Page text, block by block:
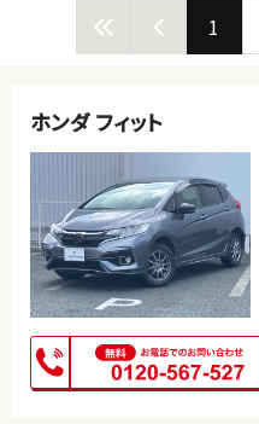
1
ホンダ フィット